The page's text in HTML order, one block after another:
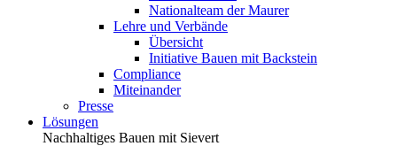
Nationalteam der Maurer
Lehre und Verbände
Übersicht
Initiative Bauen mit Backstein
Compliance
Miteinander
Presse
Lösungen
Nachhaltiges Bauen mit Sievert